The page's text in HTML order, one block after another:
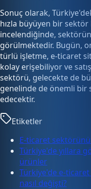
Sonuç olarak,
hızla büyüyen bir
incelendiğinde,
görülmektedir. Bugün,
türlü işletme, e-ticaret
kolay erişebiliyor ve
sektörü, gelecekte de
genelinde de önemli bir
edecektir.
Etiketler
E-ticaret
Türkiye'de yıllara
ürünler
Türkiye'de e-
nasıl değişti?